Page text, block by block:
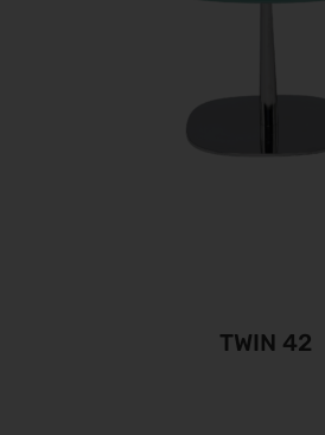
TWIN 42